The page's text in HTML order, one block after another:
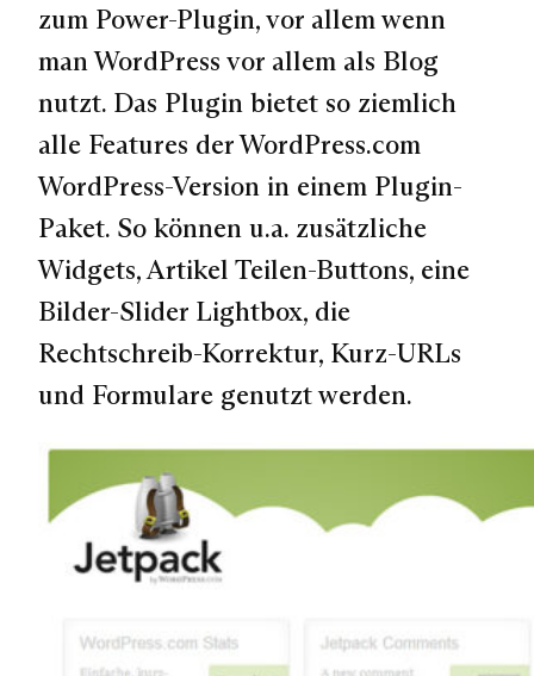
zum Power-Plugin, vor allem wenn
man WordPress vor allem als Blog
nutzt. Das Plugin bietet so ziemlich
alle Features der WordPress.com
WordPress-Version in einem Plugin-
Paket. So können u.a. zusätzliche
Widgets, Artikel Teilen-Buttons, eine
Bilder-Slider Lightbox, die
Rechtschreib-Korrektur, Kurz-URLs
und Formulare genutzt werden.